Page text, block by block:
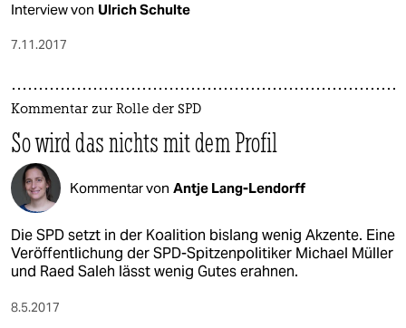
Interview von Ulrich Schulte
7.11.2017
Kommentar zur Rolle der SPD
So wird das nichts mit dem Profil
Kommentar von Antje Lang-Lendorff
Die SPD setzt in der Koalition bislang wenig Akzente. Eine
Veröffentlichung der SPD-Spitzenpolitiker Michael Müller
und Raed Saleh lässt wenig Gutes erahnen.
8.5.2017